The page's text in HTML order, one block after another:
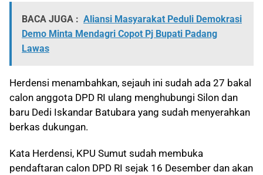
BACA JUGA : Aliansi Masyarakat Peduli Demokrasi
Demo Minta Mendagri Copot Pj Bupati Padang
Lawas
Herdensi menambahkan, sejauh ini sudah ada 27 bakal
calon anggota DPD RI ulang menghubungi Silon dan
baru Dedi Iskandar Batubara yang sudah menyerahkan
berkas dukungan.
Kata Herdensi, KPU Sumut sudah membuka
pendaftaran calon DPD RI sejak 16 Desember dan akan